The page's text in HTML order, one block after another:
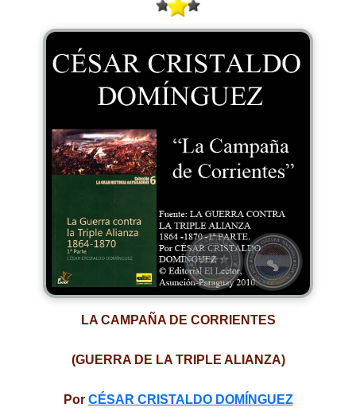
LA CAMPAÑA DE CORRIENTES
(GUERRA DE LA TRIPLE ALIANZA)
Por CÉSAR CRISTALDO DOMÍNGUEZ